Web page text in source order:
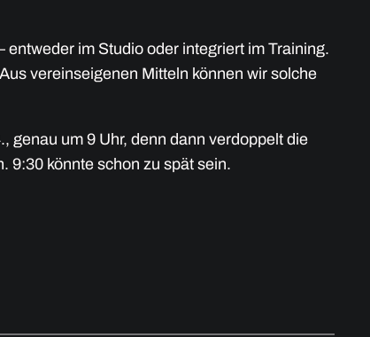
im Studio oder integriert im Training.
vereinseigenen Mitteln können wir solche
genau um 9 Uhr, denn dann verdoppelt die
9:30 könnte schon zu spät sein.